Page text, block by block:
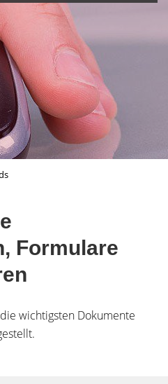
Formulare
wichtigsten Dokumente